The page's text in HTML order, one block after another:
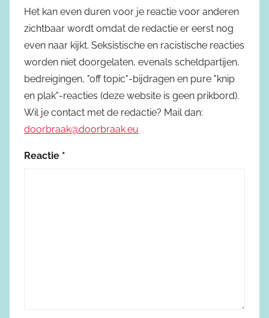
Het kan even duren voor je reactie voor anderen
zichtbaar wordt omdat de redactie er eerst nog
even naar kijkt. Seksistische en racistische reacties
worden niet doorgelaten, evenals scheldpartijen,
bedreigingen, "off topic"-bijdragen en pure "knip
en plak"-reacties (deze website is geen prikbord).
Wil je contact met de redactie? Mail dan:
doorbraak@doorbraak.eu
Reactie *